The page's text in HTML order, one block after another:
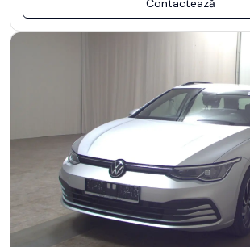
Contactează